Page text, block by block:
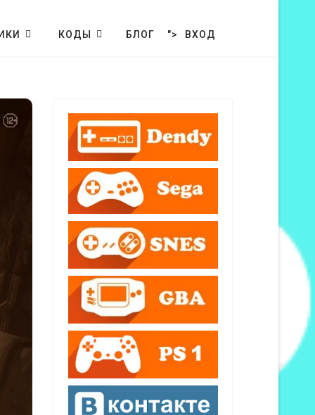
КОДЫ БЛОГ "> ВХОД